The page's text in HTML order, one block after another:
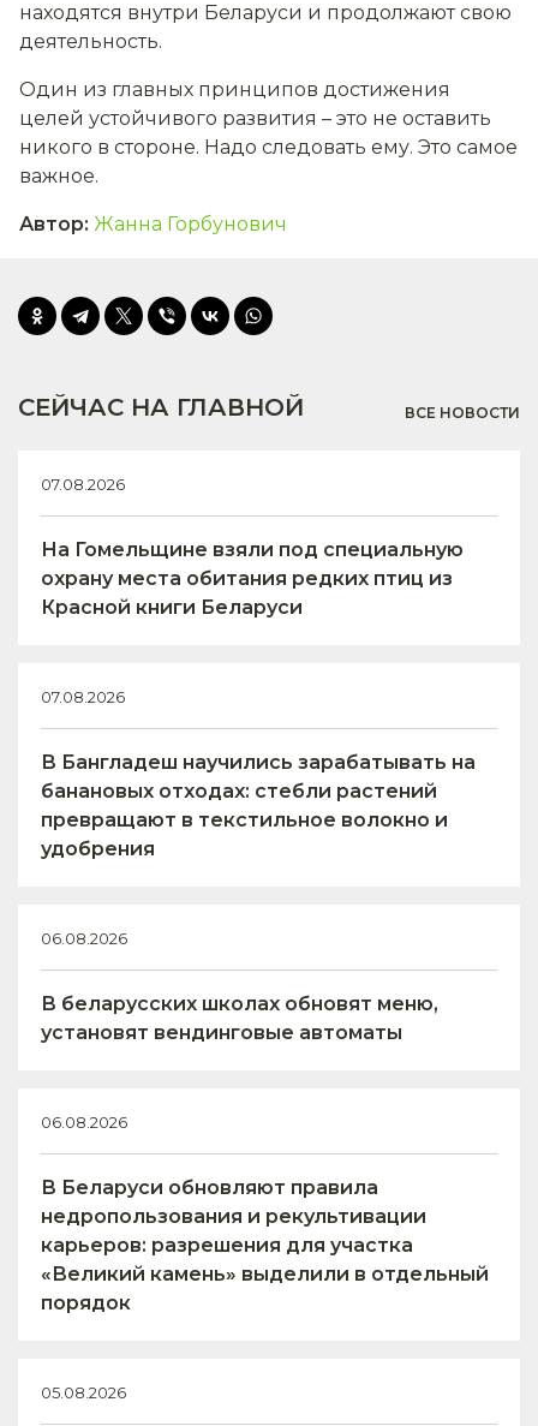
находятся внутри Беларуси и продолжают свою
деятельность.
Один из главных принципов достижения
целей устойчивого развития – это не оставить
никого в стороне. Надо следовать ему. Это самое
важное.
Автор: Жанна Горбунович
СЕЙЧАС НА ГЛАВНОЙ ВСЕ НОВОСТИ
07.08.2026
На Гомельщине взяли под специальную
охрану места обитания редких птиц из
Красной книги Беларуси
07.08.2026
В Бангладеш научились зарабатывать на
банановых отходах: стебли растений
превращают в текстильное волокно и
удобрения
06.08.2026
В беларусских школах обновят меню,
установят вендинговые автоматы
06.08.2026
В Беларуси обновляют правила
недропользования и рекультивации
карьеров: разрешения для участка
«Великий камень» выделили в отдельный
порядок
05.08.2026